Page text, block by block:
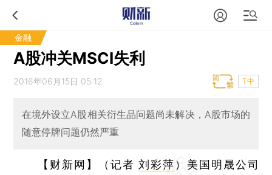
金融
A股冲关MSCI失利
2016年06月15日 05:12 T中
在境外设立A股相关衍生品问题尚未解决，A股市场的
随意停牌问题仍然严重
【财新网】（记者刘彩萍） 美国明晟公司